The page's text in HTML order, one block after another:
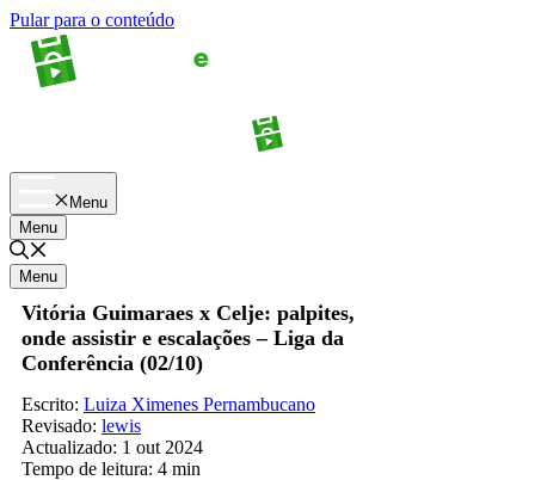
Pular para o conteúdo
Menu
Menu
Menu
Vitória Guimaraes x Celje: palpites,
onde assistir e escalações – Liga da
Conferência (02/10)
Escrito: Luiza Ximenes Pernambucano
Revisado: lewis
Actualizado: 1 out 2024
Tempo de leitura: 4 min